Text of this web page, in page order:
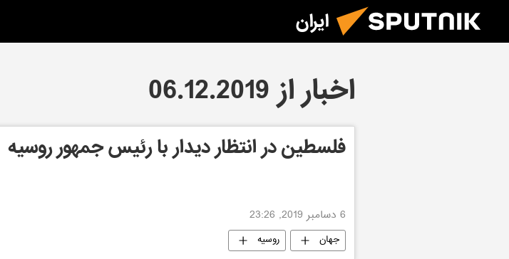
ایران
اخبار از 06.12.2019
فلسطین در انتظار دیدار با رئیس جمهور روسیه
6 دسامبر 2019, 23:26
جهان روسیه